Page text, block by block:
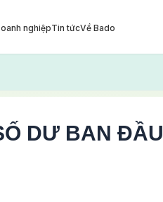
nghiệpTin tứcVề Bado
DƯ BAN ĐẦU